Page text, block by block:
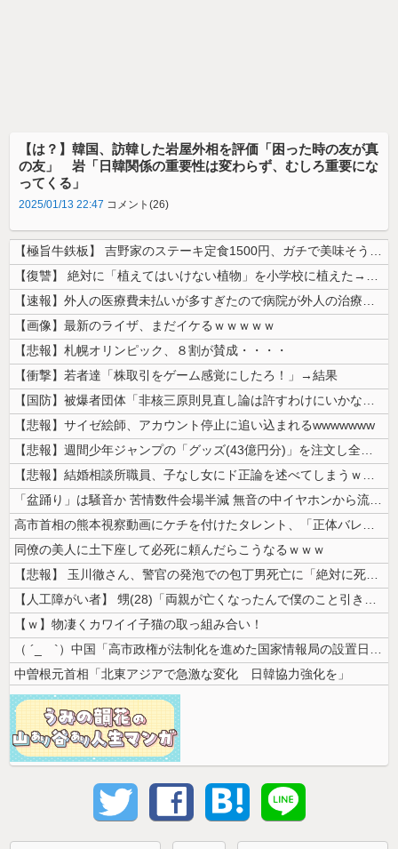
【は？】韓国、訪韓した岩屋外相を評価「困った時の友が真
の友」 岩「日韓関係の重要性は変わらず、むしろ重要にな
ってくる」
2025/01/13 22:47 コメント(26)
【極旨牛鉄板】 吉野家のステーキ定食1500円、ガチで美味そうｗｗｗ
【復讐】 絶対に「植えてはいけない植物」を小学校に植えた→20年経って...
【速報】外人の医療費未払いが多すぎたので病院が外人の治療を断るようにな...
【画像】最新のライザ、まだイケるｗｗｗｗｗ
【悲報】札幌オリンピック、８割が賛成・・・・
【衝撃】若者達「株取引をゲーム感覚にしたろ！」→結果
【国防】被爆者団体「非核三原則見直し論は許すわけにいかない」 ネット「...
【悲報】サイゼ絵師、アカウント停止に追い込まれるwwwwwww
【悲報】週間少年ジャンプの「グッズ(43億円分)」を注文し全てキャンセ...
【悲報】結婚相談所職員、子なし女にド正論を述べてしまうｗｗｗｗ
「盆踊り」は騒音か 苦情数件会場半減 無音の中イヤホンから流れる曲に合...
高市首相の熊本視察動画にケチを付けたタレント、「正体バレバレよな」と黒...
同僚の美人に土下座して必死に頼んだらこうなるｗｗｗ
【悲報】 玉川徹さん、警官の発泡での包丁男死亡に「絶対に死刑にならない...
【人工障がい者】 甥(28)「両親が亡くなったんで僕のこと引き取ってほ...
【ｗ】物凄くカワイイ子猫の取っ組み合い！
（ ´_ゝ`）中国「高市政権が法制化を進めた国家情報局の設置日が7月3...
中曽根元首相「北東アジアで急激な変化 日韓協力強化を」